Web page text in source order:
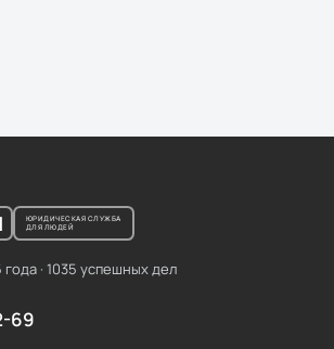
ЮРИДИЧЕСКАЯ СЛУЖБА
ДЛЯ ЛЮДЕЙ
года · 1035 успешных дел
69